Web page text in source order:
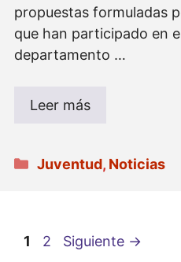
propuestas formuladas
que han participado en
departamento …
Leer más
Categorías
Juventud, Noticias
Página
1 Página
2 Siguiente →